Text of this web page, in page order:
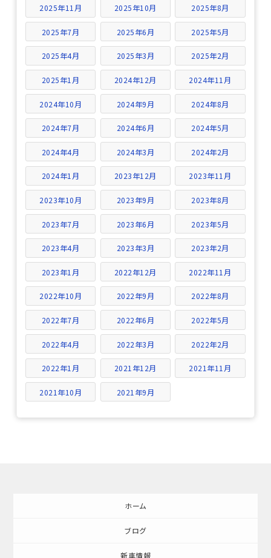
2025年11月 2025年10月 2025年8月
2025年7月 2025年6月 2025年5月
2025年4月 2025年3月 2025年2月
2025年1月 2024年12月 2024年11月
2024年10月 2024年9月 2024年8月
2024年7月 2024年6月 2024年5月
2024年4月 2024年3月 2024年2月
2024年1月 2023年12月 2023年11月
2023年10月 2023年9月 2023年8月
2023年7月 2023年6月 2023年5月
2023年4月 2023年3月 2023年2月
2023年1月 2022年12月 2022年11月
2022年10月 2022年9月 2022年8月
2022年7月 2022年6月 2022年5月
2022年4月 2022年3月 2022年2月
2022年1月 2021年12月 2021年11月
2021年10月 2021年9月
ホーム
ブログ
新車情報